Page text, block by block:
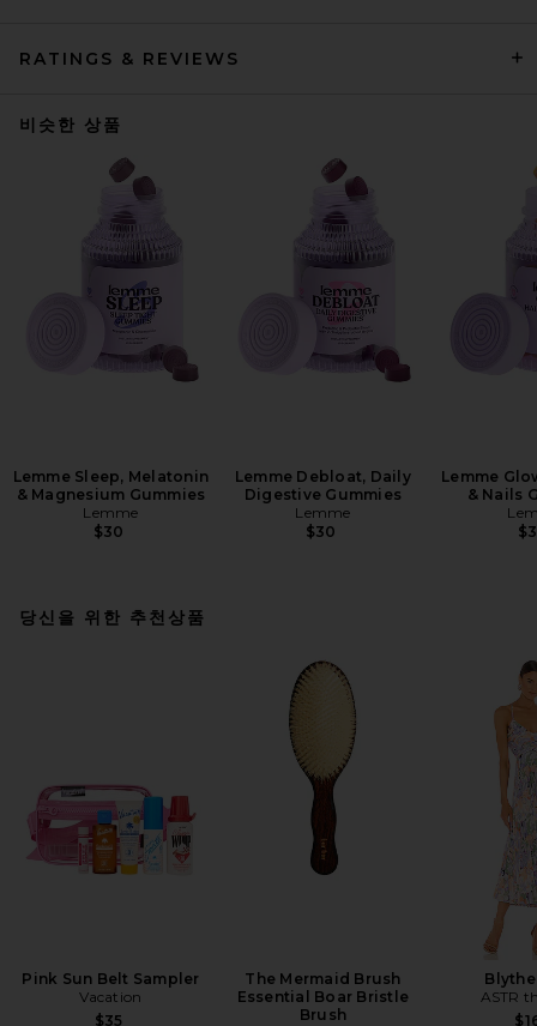
RATINGS & REVIEWS
비슷한 상품
Lemme Sleep, Melatonin
& Magnesium Gummies
Lemme
$30
Lemme Debloat, Daily
Digestive Gummies
Lemme
$30
Lemme
& Nails
당신을 위한 추천상품
Pink Sun Belt Sampler
Vacation
$35
The Mermaid Brush
Essential Boar Bristle
Brush
ASTR